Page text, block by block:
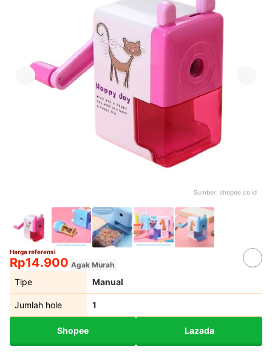
Sumber: shopee.co.id
Harga referensi
Rp14.900 Agak Murah
Tipe Manual
Jumlah hole 1
Shopee Lazada